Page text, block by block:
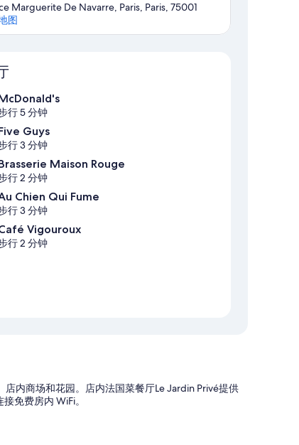
Marguerite De Navarre, Paris, Paris, 75001
图
行 5 分钟
Guys
行 3 分钟
Maison Rouge
行 2 分钟
Chien Qui Fume
行 3 分钟
Vigouroux
行 2 分钟
店内商场和花园。店内法国菜餐厅Le Jardin Privé提供
免费房内 WiFi。